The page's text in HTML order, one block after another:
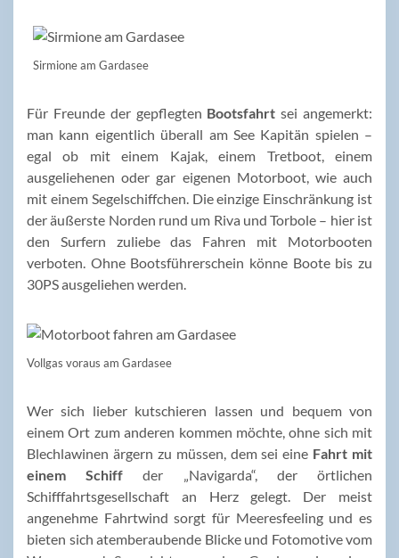
Sirmione am Gardasee
Für Freunde der gepflegten Bootsfahrt sei angemerkt:
man kann eigentlich überall am See Kapitän spielen –
egal ob mit einem Kajak, einem Tretboot, einem
ausgeliehenen oder gar eigenen Motorboot, wie auch
mit einem Segelschiffchen. Die einzige Einschränkung ist
der äußerste Norden rund um Riva und Torbole – hier ist
den Surfern zuliebe das Fahren mit Motorbooten
verboten. Ohne Bootsführerschein könne Boote bis zu
30PS ausgeliehen werden.
Vollgas voraus am Gardasee
Wer sich lieber kutschieren lassen und bequem von
einem Ort zum anderen kommen möchte, ohne sich mit
Blechlawinen ärgern zu müssen, dem sei eine Fahrt mit
einem Schiff der „Navigarda“, der örtlichen
Schifffahrtsgesellschaft an Herz gelegt. Der meist
angenehme Fahrtwind sorgt für Meeresfeeling und es
bieten sich atemberaubende Blicke und Fotomotive vom